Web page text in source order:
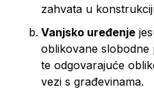
zahvata u
Vanjsko uređenje
oblikovane
te odgovarajuće
vezi s građevinama.